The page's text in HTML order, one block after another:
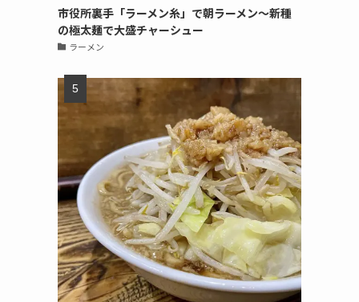
市役所裏手「ラーメン糸」で朝ラーメン〜新種
の極太麺で大盛チャーシュー
ラーメン